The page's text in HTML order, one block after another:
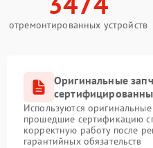
отремонтированных устройств
Оригинальные
Используются
прошедшие сертификацию
корректную работу после
гарантийных обязательств